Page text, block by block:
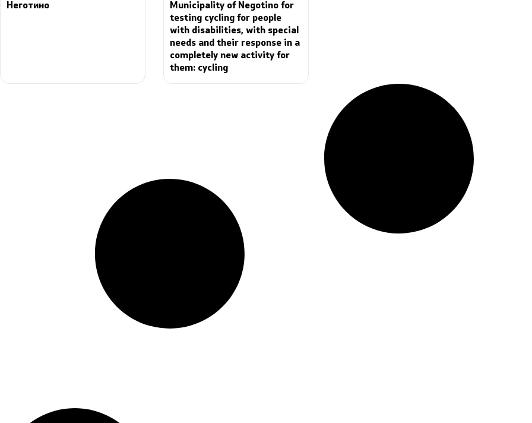
Неготино
Municipality of Negotino for
testing cycling for people
with disabilities, with special
needs and their response in a
completely new activity for
them: cycling